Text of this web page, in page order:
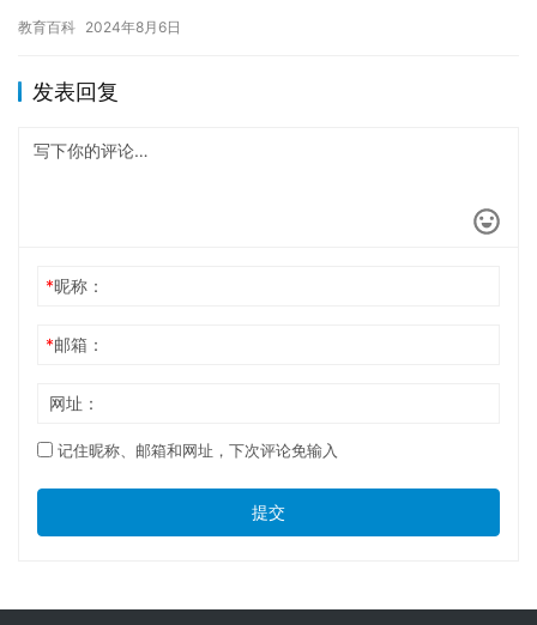
休…
教育百科 2024年8月6日
发表回复
*昵称：
*邮箱：
网址：
记住昵称、邮箱和网址，下次评论免输入
提交